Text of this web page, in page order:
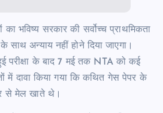
का भविष्य सरकार की सर्वोच्च प्राथमिकता
साथ अन्याय नहीं होने दिया जाएगा।
परीक्षा के बाद 7 मई तक NTA को कई
में दावा किया गया कि कथित गेस पेपर के
से मेल खाते थे।